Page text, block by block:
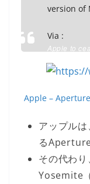
version of
Via :
Apple to
Apple –
アップル
る
その代わ
Yosemite